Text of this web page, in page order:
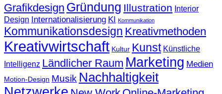
Grafikdesign Gründung Illustration Interior
Design Internationalisierung KI Kommunikation
Kommunikationsdesign Kreativmethoden
Kreativwirtschaft Kultur Kunst Künstliche
Intelligenz Ländlicher Raum Marketing Medien
Motion-Design Musik Nachhaltigkeit